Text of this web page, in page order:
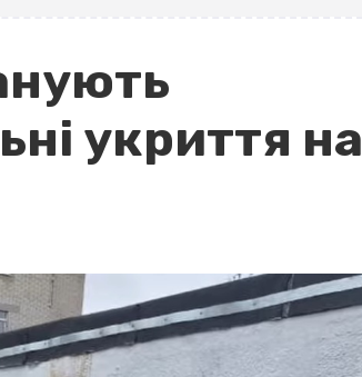
укриття на